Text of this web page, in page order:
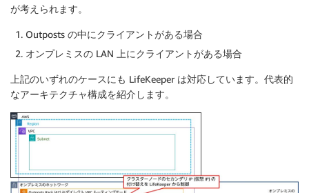
が考えられます。
Outposts の中にクライアントがある場合
オンプレミスの LAN 上にクライアントがある場合
上記のいずれのケースにも LifeKeeper は対応しています。代表的
なアーキテクチャ構成を紹介します。